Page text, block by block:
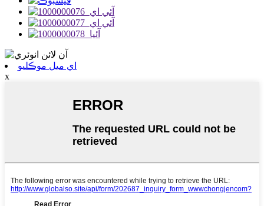
اي ميل موڪليو
x